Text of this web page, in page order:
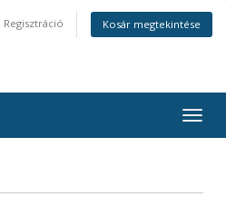
Regisztráció Kosár megtekintése
a